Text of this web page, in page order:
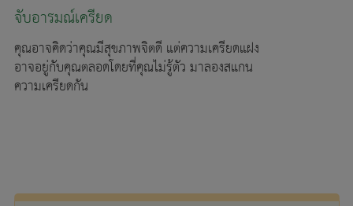
จับอารมณ์เครียด
คุณอาจคิดว่าคุณมีสุขภาพจิตดี แต่ความเครียดแฝง
อาจอยู่กับคุณตลอดโดยที่คุณไม่รู้ตัว มาลองสแกน
ความเครียดกัน